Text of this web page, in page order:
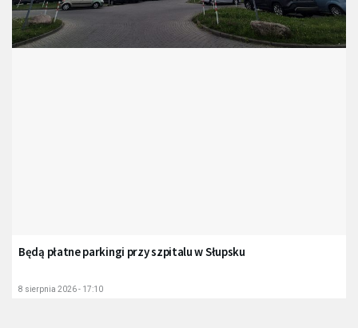
Będą płatne parkingi przy szpitalu w Słupsku
8 sierpnia 2026 - 17:10